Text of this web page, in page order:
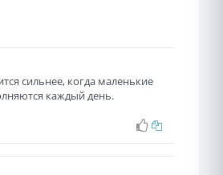
сильнее, когда маленькие
каждый день.